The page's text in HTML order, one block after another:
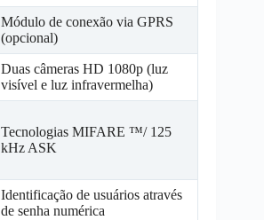
Módulo de conexão via GPRS
(opcional)
Duas câmeras HD 1080p (luz
visível e luz infravermelha)
Tecnologias MIFARE ™/ 125
kHz ASK
Identificação de usuários através
de senha numérica